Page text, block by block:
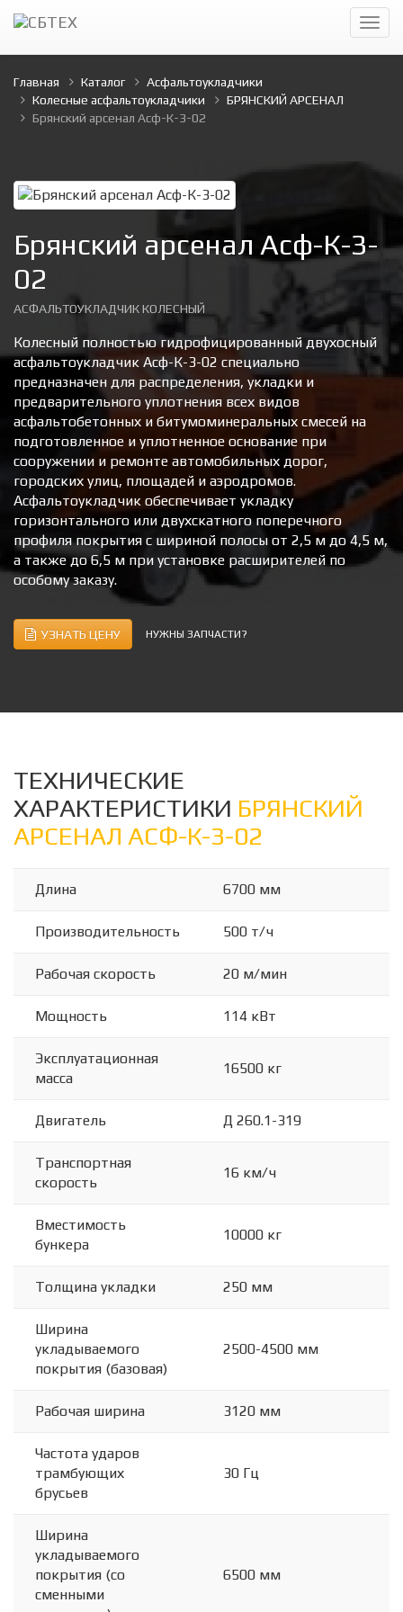
Главная Каталог
Асфальтоукладчики
Колесные асфальтоукладчики
БРЯНСКИЙ АРСЕНАЛ
Брянский арсенал Асф-К-3-02
Брянский арсенал Асф-К-3-
02
АСФАЛЬТОУКЛАДЧИК КОЛЕСНЫЙ
Колесный полностью гидрофицированный двухосный
асфальтоукладчик Асф-К-3-02 специально
предназначен для распределения, укладки и
предварительного уплотнения всех видов
асфальтобетонных и битумоминеральных смесей на
подготовленное и уплотненное основание при
сооружении и ремонте автомобильных дорог,
городских улиц, площадей и аэродромов.
Асфальтоукладчик обеспечивает укладку
горизонтального или двухскатного поперечного
профиля покрытия с шириной полосы от 2,5 м до 4,5 м,
а также до 6,5 м при установке расширителей по
особому заказу.
УЗНАТЬ ЦЕНУ НУЖНЫ ЗАПЧАСТИ?
ТЕХНИЧЕСКИЕ
ХАРАКТЕРИСТИКИ БРЯНСКИЙ
АРСЕНАЛ АСФ-К-3-02
Длина 6700 мм
Производительность 500 т/ч
Рабочая скорость 20 м/мин
Мощность 114 кВт
Эксплуатационная
масса
16500 кг
Двигатель Д 260.1-319
Транспортная
скорость
16 км/ч
Вместимость
бункера
10000 кг
Толщина укладки 250 мм
Ширина
укладываемого
покрытия (базовая)
2500-4500 мм
Рабочая ширина 3120 мм
Частота ударов
трамбующих
брусьев
30 Гц
Ширина
укладываемого
покрытия (со
сменными
6500 мм